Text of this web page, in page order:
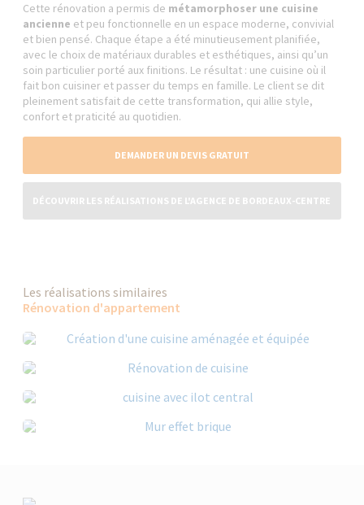
Cette rénovation a permis de métamorphoser une cuisine
ancienne et peu fonctionnelle en un espace moderne, convivial
et bien pensé. Chaque étape a été minutieusement planifiée,
avec le choix de matériaux durables et esthétiques, ainsi qu’un
soin particulier porté aux finitions. Le résultat : une cuisine où il
fait bon cuisiner et passer du temps en famille. Le client se dit
pleinement satisfait de cette transformation, qui allie style,
confort et praticité au quotidien.
DEMANDER UN DEVIS GRATUIT
DÉCOUVRIR LES RÉALISATIONS DE L'AGENCE DE BORDEAUX-CENTRE
Les réalisations similaires
Rénovation d'appartement